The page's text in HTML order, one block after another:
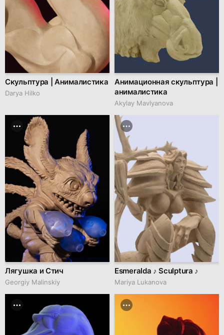
Скульптура | Анималистика
Darya Hilko
Анимационная скульптура |
анималистика
Akylay Mavlyanova
Лягушка и Стич
Georgiy Malinskiy
Esmeralda ♪ Sculptura ♪
Mariya Lukanova